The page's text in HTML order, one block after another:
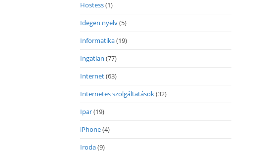
Hostess(1)
Idegen nyelv(5)
Informatika(19)
Ingatlan (77)
Internet(63)
Internetes szolgáltatások(32)
Ipar(19)
iPhone(4)
Iroda(9)